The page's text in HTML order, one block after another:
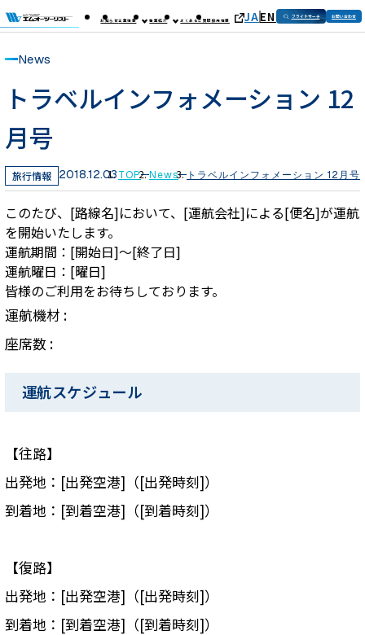
お知らせ企業情報 事業紹介 よくあるご質問採用情報 JAEN フライトサーチ お問い合わせ
News
トラベルインフォメーション 12
月号
旅行情報 2018.12.03TOP News トラベルインフォメーション 12月号
このたび、[路線名]において、[運航会社]による[便名]が運航
を開始いたします。
運航期間：[開始日]～[終了日]
運航曜日：[曜日]
皆様のご利用をお待ちしております。
運航機材 :
座席数 :
運航スケジュール
【往路】
出発地：[出発空港]（[出発時刻]）
到着地：[到着空港]（[到着時刻]）
【復路】
出発地：[出発空港]（[出発時刻]）
到着地：[到着空港]（[到着時刻]）